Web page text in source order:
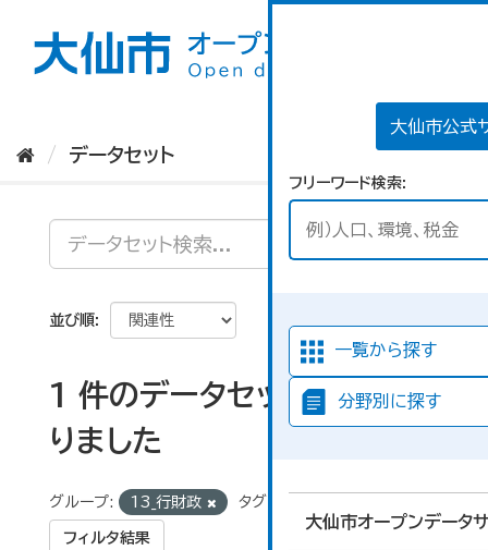
大仙市公式
フリーワード検索
一覧から探す
分野別に探す
大仙市オープンデータ
データセット
並び順
1 件のデータセットが見つか
りました
グループ: 13_行財政 タグ:
フィルタ結果